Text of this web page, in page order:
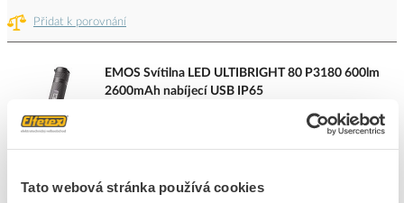
Tato webová stránka používá cookies
Přidat k porovnání
EMOS Svítilna LED ULTIBRIGHT 80 P3180 600lm
2600mAh nabíjecí USB IP65
Kód výrobce
1450000330
Cena s DPH